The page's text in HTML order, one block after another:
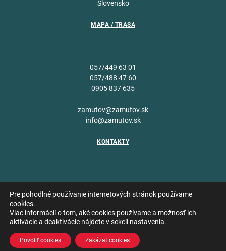
Slovensko
MAPA / TRASA
057/449 63 01
057/488 47 60
0905 837 635
zamutov@zamutov.sk
info@zamutov.sk
KONTAKTY
Copyright © 2026 Obec
Pre pohodlné používanie internetových stránok používame
cookies.
Viac informácií o tom, aké cookies používame a možnosť ich
aktivácie a deaktivácie nájdete v sekcii nastavenia.
Povoliť cookies Zakázať cookies